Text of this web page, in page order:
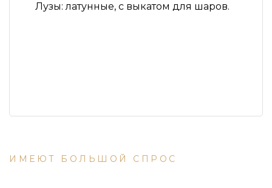
Лузы: латунные, с выкатом для шаров.
ИМЕЮТ БОЛЬШОЙ СПРОС